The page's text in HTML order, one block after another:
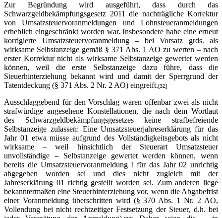
Zur Begründung wird ausgeführt, dass durch das
Schwarzgeldbekämpfungsgesetz 2011 die nachträgliche Korrektur
von Umsatzsteuervoranmeldungen und Lohnsteueranmeldungen
erheblich eingeschränkt worden war. Insbesondere habe eine erneut
korrigierte Umsatzsteuervoranmeldung – bei Vorsatz grds. als
wirksame Selbstanzeige gemäß § 371 Abs. 1 AO zu werten – nach
erster Korrektur nicht als wirksame Selbstanzeige gewertet werden
können, weil die erste Selbstanzeige dazu führe, dass die
Steuerhinterziehung bekannt wird und damit der Sperrgrund der
Tatentdeckung (§ 371 Abs. 2 Nr. 2 AO) eingreift.[32]
Ausschlaggebend für den Vorschlag waren offenbar zwei als nicht
strafwürdige angesehene Konstellationen, die nach dem Wortlaut
des Schwarzgeldbekämpfungsgesetzes keine strafbefreiende
Selbstanzeige zulassen: Eine Umsatzsteuerjahreserklärung für das
Jahr 01 etwa müsse aufgrund des Vollständigkeitsgebots als nicht
wirksame – weil hinsichtlich der Steuerart Umsatzsteuer
unvollständige – Selbstanzeige gewertet werden können, wenn
bereits die Umsatzsteuervoranmeldung I für das Jahr 02 unrichtig
abgegeben worden sei und dies nicht zugleich mit der
Jahreserklärung 01 richtig gestellt worden sei. Zum anderen liege
bekanntermaßen eine Steuerhinterziehung vor, wenn die Abgabefrist
einer Voranmeldung überschritten wird (§ 370 Abs. 1 Nr. 2 AO,
Vollendung bei nicht rechtzeitiger Festsetzung der Steuer, d.h. bei